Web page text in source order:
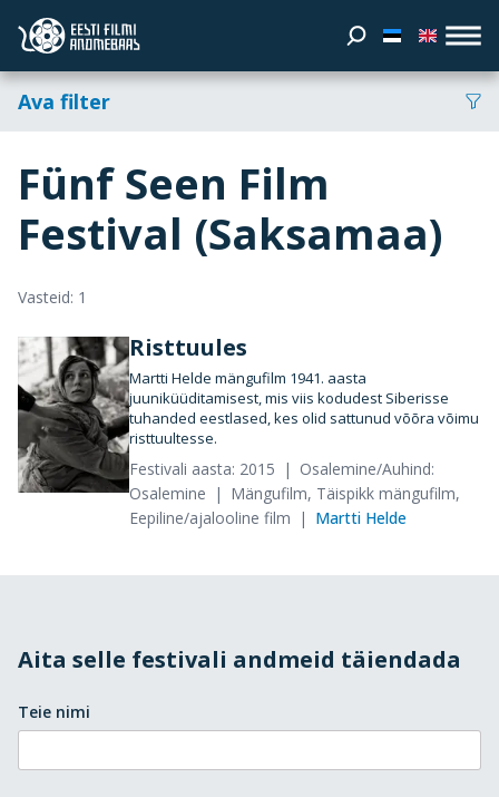
Ava filter
Fünf Seen Film
Festival (Saksamaa)
Vasteid: 1
Risttuules
Martti Helde mängufilm 1941. aasta
juuniküüditamisest, mis viis kodudest Siberisse
tuhanded eestlased, kes olid sattunud võõra võimu
risttuultesse.
Festivali aasta: 2015
Osalemine/Auhind:
Osalemine
Mängufilm, Täispikk mängufilm,
Eepiline/ajalooline film
Martti Helde
Aita selle festivali andmeid täiendada
Teie nimi